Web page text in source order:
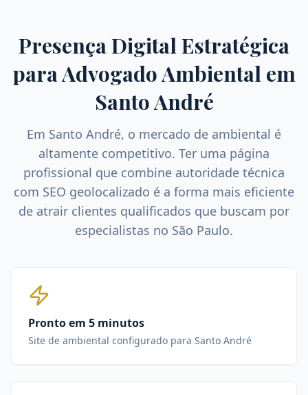
Presença Digital Estratégica
paraAdvogado Ambiental em
Santo André
Em Santo André, o mercado de ambiental é
altamente competitivo. Ter uma página
profissional que combine autoridade técnica
com SEO geolocalizado é a forma mais eficiente
de atrair clientes qualificados que buscam por
especialistas no São Paulo.
Pronto em 5 minutos
Site de ambiental configurado para Santo André